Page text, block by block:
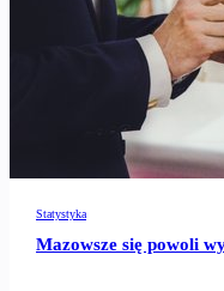
Statystyka
Mazowsze się powoli